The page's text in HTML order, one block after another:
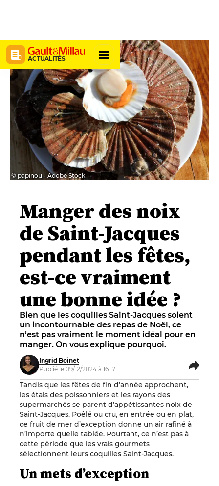
ACTUALITÉS
© papinou - Adobe Stock
Manger des noix
de Saint-Jacques
pendant les fêtes,
est-ce vraiment
une bonne idée ?
Bien que les coquilles Saint-Jacques soient
un incontournable des repas de Noël, ce
n’est pas vraiment le moment idéal pour en
manger. On vous explique pourquoi.
Ingrid Boinet
Publié le 09/12/2024 à 16:17
Tandis que les fêtes de fin d’année approchent,
les étals des poissonniers et les rayons des
supermarchés se parent d’appétissantes noix de
Saint-Jacques. Poêlé ou cru, en entrée ou en plat,
ce fruit de mer d’exception donne un air rafiné à
n’importe quelle tablée. Pourtant, ce n’est pas à
cette période que les vrais gourmets
sélectionnent leurs coquilles Saint-Jacques.
Un mets d’exception